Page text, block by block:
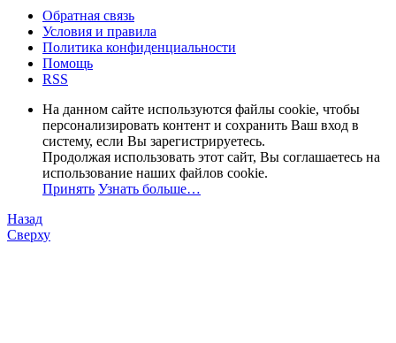
Обратная связь
Условия и правила
Политика конфиденциальности
Помощь
RSS
На данном сайте используются файлы cookie, чтобы
персонализировать контент и сохранить Ваш вход в
систему, если Вы зарегистрируетесь.
Продолжая использовать этот сайт, Вы соглашаетесь на
использование наших файлов cookie.
Принять Узнать больше…
Назад
Сверху